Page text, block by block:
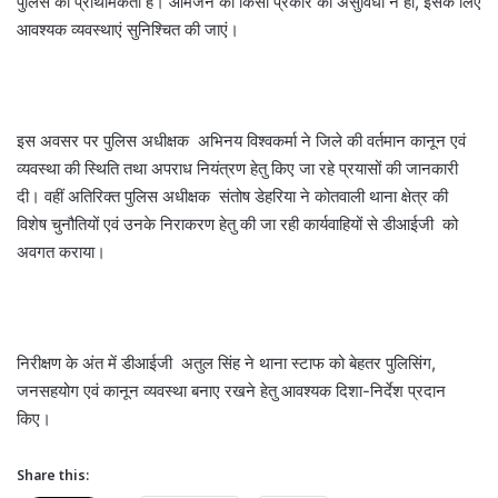
आवश्यक व्यवस्थाएं सुनिश्चित की जाएं।
इस अवसर पर पुलिस अधीक्षक अभिनय विश्वकर्मा ने जिले की वर्तमान कानून एवं
व्यवस्था की स्थिति तथा अपराध नियंत्रण हेतु किए जा रहे प्रयासों की जानकारी
दी। वहीं अतिरिक्त पुलिस अधीक्षक संतोष डेहरिया ने कोतवाली थाना क्षेत्र की
विशेष चुनौतियों एवं उनके निराकरण हेतु की जा रही कार्यवाहियों से डीआईजी को
अवगत कराया।
निरीक्षण के अंत में डीआईजी अतुल सिंह ने थाना स्टाफ को बेहतर पुलिसिंग,
जनसहयोग एवं कानून व्यवस्था बनाए रखने हेतु आवश्यक दिशा-निर्देश प्रदान
किए।
Share this: